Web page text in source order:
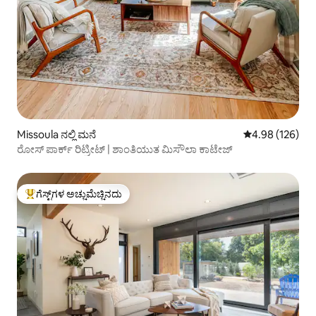
Missoula ನಲ್ಲಿ ಮನೆ 5 ರಲ್ಲಿ 4.98
4.98 (126)
ರೋಸ್ ಪಾರ್ಕ್ ರಿಟ್ರೀಟ್ | ಶಾಂತಿಯುತ ಮಿಸೌಲಾ ಕಾಟೇಜ್
ಗೆಸ್ಟ್‌ಗಳಿಗೆ ಅತಿ ಹೆಚ್ಚು ಅಚ್ಚುಮೆಚ್ಚಿನದು
ಗೆಸ್ಟ್‌ಗಳ ಅಚ್ಚುಮೆಚ್ಚಿನದು